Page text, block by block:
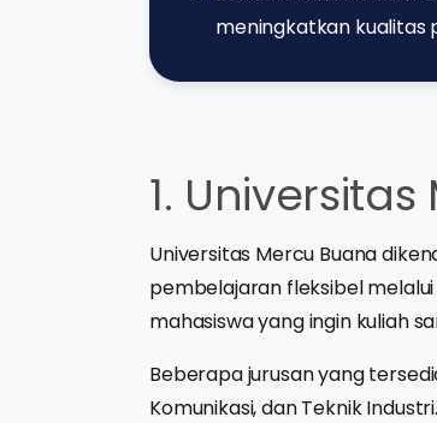
meningkatkan kualitas
1.
Universitas Mercu Buana
pembelajaran fleksibel melalui
mahasiswa yang ingin kuliah
Beberapa jurusan yang
Komunikasi, dan Teknik